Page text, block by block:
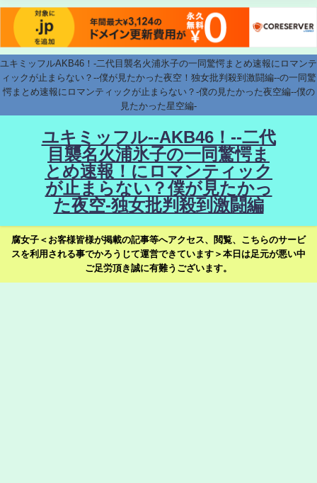
ユキミッフルAKB46！-二代目襲名火浦氷子の一同驚愕まとめ速報にロマンテ
ィックが止まらない？--僕が見たかった夜空！独女批判殺到激闘編--の一同驚
愕まとめ速報にロマンティックが止まらない？-僕の見たかった夜空編--僕の
見たかった星空編-
ユキミッフル--AKB46！--二代
目襲名火浦氷子の一同驚愕ま
とめ速報！にロマンティック
が止まらない？僕が見たかっ
た夜空-独女批判殺到激闘編
腐女子＜お客様皆様が掲載の記事等へアクセス、閲覧、こちらのサービ
スを利用される事でかろうじて運営できています＞本日は足元が悪い中
ご足労頂き誠に有難うございます。